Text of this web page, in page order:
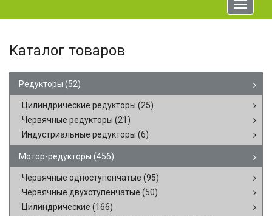
Toggle
Каталог товаров
Редукторы (52)
Цилиндрические редукторы (25)
Червячные редукторы (21)
Индустриальные редукторы (6)
Мотор-редукторы (456)
Червячные одноступенчатые (95)
Червячные двухступенчатые (50)
Цилиндрические (166)